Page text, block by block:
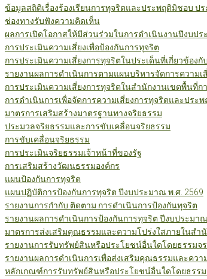
ข้อมูลสถิติเรื่องร้องเรียนการทุจริตและประพฤติมิชอบ ป
ช่องทางรับฟังความคิดเห็น
ผลการเปิดโอกาสให้มีส่วนร่วมในการดำเนินงานปีงบปร
การประเมินความเสี่ยงเพื่อป้องกันการทุจริต
การประเมินความเสี่ยงการทุจริตในประเด็นที่เกี่ยวข้อง
รายงานผลการดำเนินการตามแผนบริหารจัดการความ
การประเมินความเสี่ยงการทุจริตในสำนักงานเขตพื้นที่
การดำเนินการเพื่อจัดการความเสี่ยงการทุจริตและประ
มาตรการเสริมสร้างมาตรฐานทางจริยธรรม
ประมวลจริยธรรมและการขับเคลื่อนจริยธรรม
การขับเคลื่อนจริยธรรม
การประเมินจริยธรรมเจ้าหน้าที่ของรัฐ
การเสริมสร้างวัฒนธรรมองค์กร
แผนป้องกันการทุจริต
แผนปฏิบัติการป้องกันการทุจริต ปีงบประมาณ พ.ศ. 2569
รายงานการกำกับ ติดตาม การดำเนินการป้องกันทุจริต
รายงานผลการดำเนินการป้องกันการทุจริต ปีงบประมา
มาตรการส่งเสริมคุณธรรมและความโปร่งใสภายในสำ
รายงานการรับทรัพย์สินหรือประโยชน์อื่นใดโดยธรรมจ
รายงานผลการดำเนินการเพื่อส่งเสริมคุณธรรมและคว
หลักเกณฑ์การรับทรัพย์สินหรือประโยชน์อื่นใดโดยธรรม